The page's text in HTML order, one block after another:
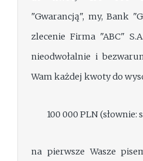
"Gwarancją", my, Bank
zlecenie Firma "ABC"
nieodwołalnie i
Wam każdej kwoty do
100 000 PLN (słownie:
na pierwsze Wasze